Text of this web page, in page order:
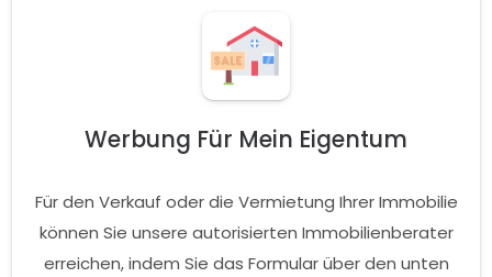
Werbung Für Mein Eigentum
Für den Verkauf oder die Vermietung Ihrer Immobilie
können Sie unsere autorisierten Immobilienberater
erreichen, indem Sie das Formular über den unten